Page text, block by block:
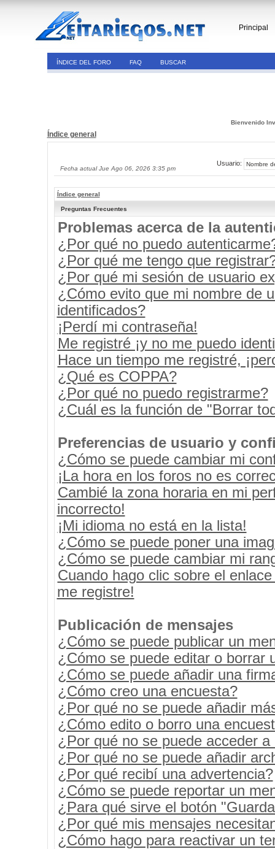
Principal
ÍNDICE DEL FORO FAQ BUSCAR
Bienvenido
Índice general
Fecha actual Jue Ago 06, 2026 3:35 pm
Usuario:
Índice general
Preguntas Frecuentes
Problemas acerca de la
¿Por qué no puedo
¿Por qué me tengo que
¿Por qué mi sesión de usuario
¿Cómo evito que mi nombre de
identificados?
¡Perdí mi contraseña!
Me registré ¡y no me puedo
Hace un tiempo me registré,
¿Qué es COPPA?
¿Por qué no puedo registrarme?
¿Cuál es la función de "Borrar
Preferencias de usuario y
¿Cómo se puede cambiar mi
¡La hora en los foros no es
Cambié la zona horaria en mi
incorrecto!
¡Mi idioma no está en la lista!
¿Cómo se puede poner una
¿Cómo se puede cambiar mi
Cuando hago clic sobre el
me registre!
Publicación de mensajes
¿Cómo se puede publicar un
¿Cómo se puede editar o borrar
¿Cómo se puede añadir una
¿Cómo creo una encuesta?
¿Por qué no se puede añadir
¿Cómo edito o borro una
¿Por qué no se puede acceder a
¿Por qué no se puede añadir
¿Por qué recibí una advertencia?
¿Cómo se puede reportar un
¿Para qué sirve el botón
¿Por qué mis mensajes
¿Cómo hago para reactivar un